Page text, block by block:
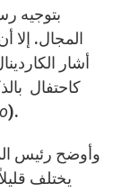
بتوجيه
المجال.
أشار
كاحتفال
).
وأوضح رئيس